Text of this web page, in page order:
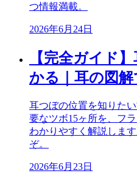
つ情報満載。
2026年6月24日
【完全ガイド
かる｜耳の図
耳つぼの位置を知りた
要なツボ15ヶ所を、フ
わかりやすく解説しま
ぞ。
2026年6月23日